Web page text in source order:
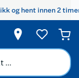
og hent innen 2